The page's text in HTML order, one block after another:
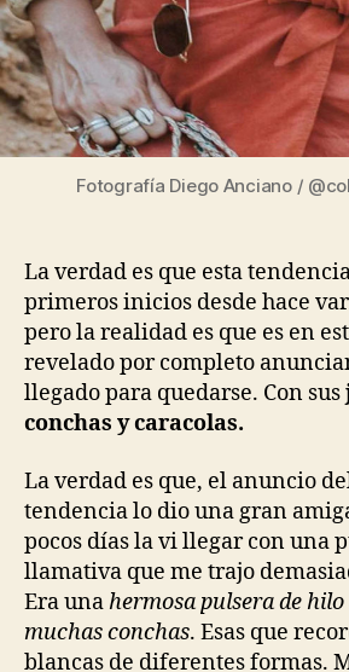
Fotografía Diego Anciano /
La verdad es que esta
primeros inicios desde hace
pero la realidad es que es en
revelado por completo
llegado para quedarse. Con sus
conchas y caracolas.
La verdad es que, el anuncio
tendencia lo dio una gran
pocos días la vi llegar con una
llamativa que me trajo
Era unahermosa pulsera de
muchas conchas. Esas que
blancas de diferentes formas.